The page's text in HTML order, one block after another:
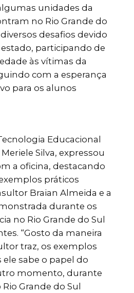
unidades da
no Rio Grande do
desafios devido
participando de
às vítimas da
com a esperança
para os alunos
Educacional
Silva, expressou
a oficina, destacando
práticos
Braian Almeida e a
durante os
no Rio Grande do Sul
“Gosto da maneira
traz, os exemplos
ele sabe o papel do
momento, durante
Grande do Sul